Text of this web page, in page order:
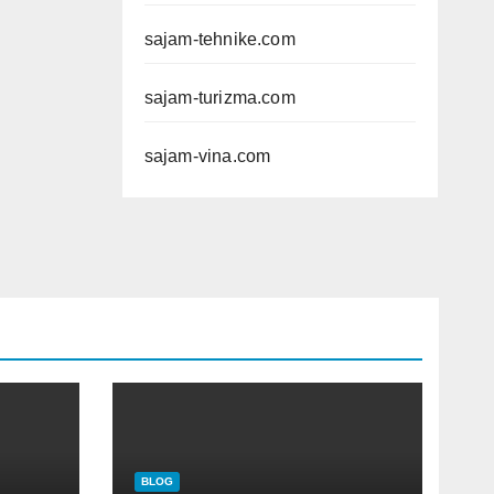
sajam-tehnike.com
sajam-turizma.com
sajam-vina.com
BLOG